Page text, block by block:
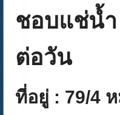
ชอบแช่น้
ต่อวัน
ที่อยู่ : 79/4